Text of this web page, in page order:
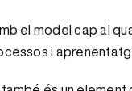
el model cap al
i